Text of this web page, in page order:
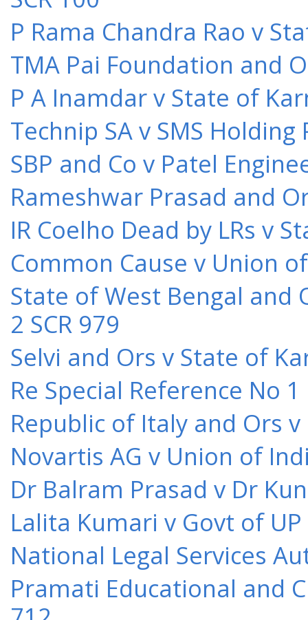
P Rama Chandra Rao v
TMA Pai Foundation and
P A Inamdar v State of
Technip SA v SMS
SBP and Co v Patel
Rameshwar Prasad and
IR Coelho Dead by LRs v
Common Cause v Union
State of West Bengal
2 SCR 979
Selvi and Ors v State of
Re Special Reference No
Republic of Italy and Ors
Novartis AG v Union of
Dr Balram Prasad v Dr
Lalita Kumari v Govt of
National Legal Services
Pramati Educational and